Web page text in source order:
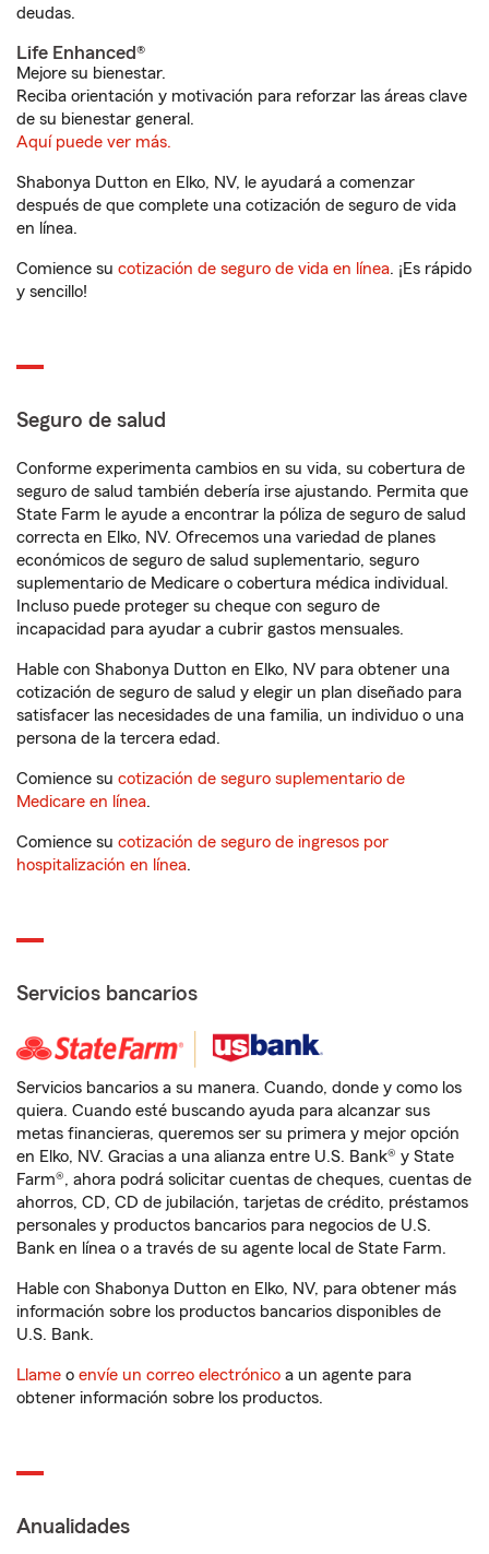
deudas.
Life Enhanced®
Mejore su bienestar.
Reciba orientación y motivación para reforzar las áreas clave
de su bienestar general.
Aquí puede ver más.
Shabonya Dutton en Elko, NV, le ayudará a comenzar
después de que complete una cotización de seguro de vida
en línea.
Comience su cotización de seguro de vida en línea. ¡Es rápido
y sencillo!
Seguro de salud
Conforme experimenta cambios en su vida, su cobertura de
seguro de salud también debería irse ajustando. Permita que
State Farm le ayude a encontrar la póliza de seguro de salud
correcta en Elko, NV. Ofrecemos una variedad de planes
económicos de seguro de salud suplementario, seguro
suplementario de Medicare o cobertura médica individual.
Incluso puede proteger su cheque con seguro de
incapacidad para ayudar a cubrir gastos mensuales.
Hable con Shabonya Dutton en Elko, NV para obtener una
cotización de seguro de salud y elegir un plan diseñado para
satisfacer las necesidades de una familia, un individuo o una
persona de la tercera edad.
Comience su cotización de seguro suplementario de
Medicare en línea.
Comience su cotización de seguro de ingresos por
hospitalización en línea.
Servicios bancarios
Servicios bancarios a su manera. Cuando, donde y como los
quiera. Cuando esté buscando ayuda para alcanzar sus
metas financieras, queremos ser su primera y mejor opción
en Elko, NV. Gracias a una alianza entre U.S. Bank® y State
Farm®, ahora podrá solicitar cuentas de cheques, cuentas de
ahorros, CD, CD de jubilación, tarjetas de crédito, préstamos
personales y productos bancarios para negocios de U.S.
Bank en línea o a través de su agente local de State Farm.
Hable con Shabonya Dutton en Elko, NV, para obtener más
información sobre los productos bancarios disponibles de
U.S. Bank.
Llame o envíe un correo electrónico a un agente para
obtener información sobre los productos.
Anualidades